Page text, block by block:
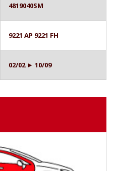
4819040SM
9221 AP 9221 FH
02/02 ► 10/09